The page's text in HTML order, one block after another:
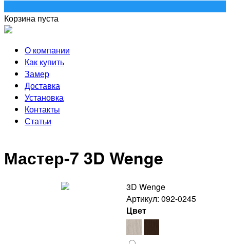
Корзина пуста
О компании
Как купить
Замер
Доставка
Установка
Контакты
Статьи
Мастер-7 3D Wenge
3D Wenge
Артикул: 092-0245
Цвет